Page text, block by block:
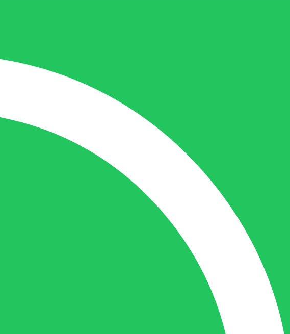
Nicole doet bijna alles, maar vooral is ze
het aanspreekpunt voor prijsaanvragen,
drukwerk en maatwerk. Nicole heeft
contact met de tussenpersonen en weet
de juiste persoon op de juiste plaats te
benaderen en zal altijd haar uiterste best
doen u zo snel mogelijk een antwoord op
Gilles is de aangewezen persoon als u een